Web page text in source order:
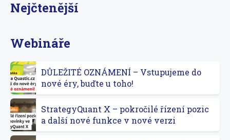
Nejčtenější
Webináře
DŮLEŽITÉ OZNÁMENÍ – Vstupujeme do
nové éry, buďte u toho!
StrategyQuant X – pokročilé řízení pozic
a další nové funkce v nové verzi